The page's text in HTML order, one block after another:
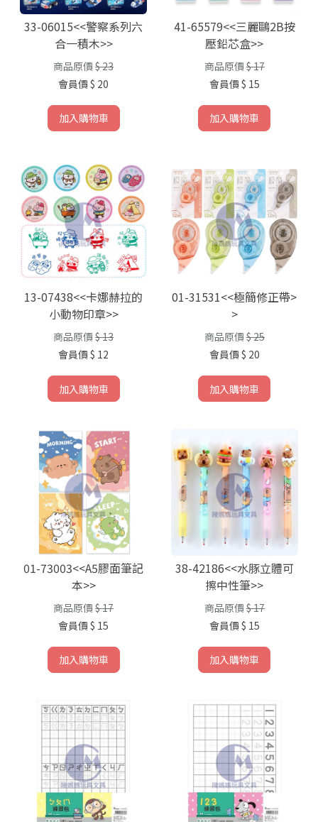
33-06015<<警察系列六
合一積木>>
商品原價 $ 23
會員價 $ 20
加入購物車
41-65579<<三麗鷗2B按
壓鉛芯盒>>
商品原價 $ 17
會員價 $ 15
加入購物車
13-07438<<卡娜赫拉的
小動物印章>>
商品原價 $ 13
會員價 $ 12
加入購物車
01-31531<<極簡修正帶>
>
商品原價 $ 25
會員價 $ 20
加入購物車
01-73003<<A5膠面筆記
本>>
商品原價 $ 17
會員價 $ 15
加入購物車
38-42186<<水豚立體可
擦中性筆>>
商品原價 $ 17
會員價 $ 15
加入購物車